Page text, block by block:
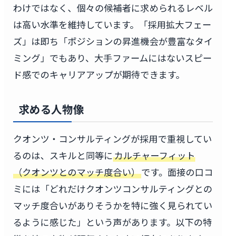
わけではなく、個々の候補者に求められるレベル
は高い水準を維持しています。「採用拡大フェー
ズ」は即ち「ポジションの昇進機会が豊富なタイ
ミング」でもあり、大手ファームにはないスピー
ド感でのキャリアアップが期待できます。
求める人物像
クオンツ・コンサルティングが採用で重視してい
るのは、スキルと同等にカルチャーフィット
（クオンツとのマッチ度合い）です。面接の口コ
ミには「どれだけクオンツコンサルティングとの
マッチ度合いがありそうかを特に強く見られてい
るように感じた」という声があります。以下の特